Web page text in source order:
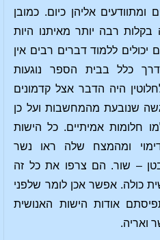
ומתוודעים אליהן כיום. כמובן
בקלות רבה יותר מאיתנו היות
יכולים ללמוד דברים רבים אין
כלל בבית הספר נוגעות
היה הדבר אצל קדמונים
שנובעת מהמחשבות ועל כן
חלומות אמיתיים. כל הישות
ומהמצח שלה ראו נשר
– שור. הם צרפו את כל זה
כולה. אפשר אכן לומר שלפני
אודות הישות האנושית
ואריה.